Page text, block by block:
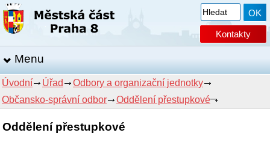
Kontakty
Menu
Úvodní Úřad
Odbory a organizační jednotky
Občansko-správní odbor
Oddělení přestupkové
Oddělení přestupkové